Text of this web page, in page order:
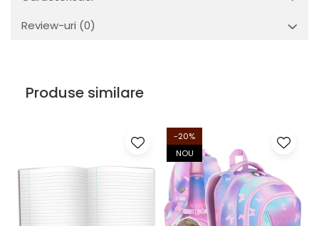
Review-uri (0)
Produse similare
-20%
NOU